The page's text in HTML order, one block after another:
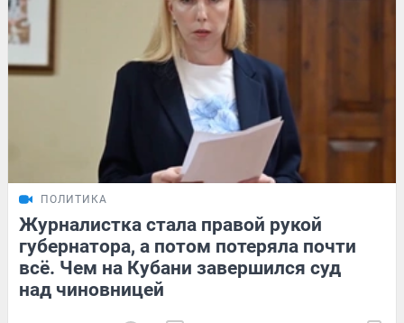
ПОЛИТИКА
Журналистка стала правой рукой
губернатора, а потом потеряла почти
всё. Чем на Кубани завершился суд
над чиновницей